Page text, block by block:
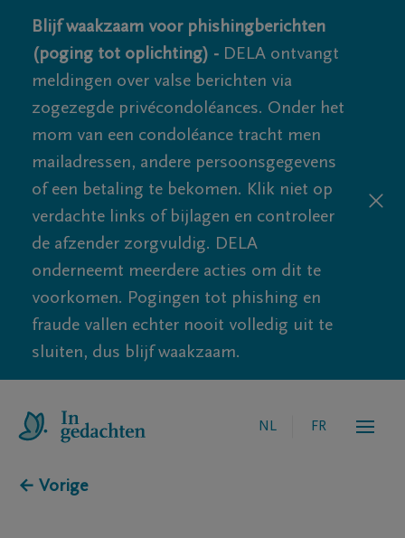
Blijf waakzaam voor phishingberichten
(poging tot oplichting) - DELA ontvangt
meldingen over valse berichten via
zogezegde privécondoléances. Onder het
mom van een condoléance tracht men
mailadressen, andere persoonsgegevens
of een betaling te bekomen. Klik niet op
verdachte links of bijlagen en controleer
de afzender zorgvuldig. DELA
onderneemt meerdere acties om dit te
voorkomen. Pogingen tot phishing en
fraude vallen echter nooit volledig uit te
sluiten, dus blijf waakzaam.
NL FR
← Vorige